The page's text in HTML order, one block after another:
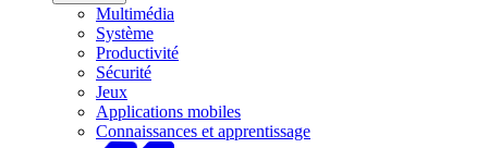
Multimédia
Système
Productivité
Sécurité
Jeux
Applications mobiles
Connaissances et apprentissage